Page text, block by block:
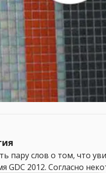
пару слов о том, что
2012. Согласно